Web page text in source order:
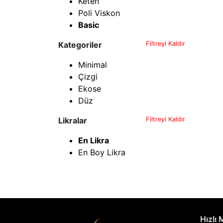
Poli Viskon
Basic
Kategoriler
Filtreyi Kaldır
Minimal
Çizgi
Ekose
Düz
Likralar
Filtreyi Kaldır
En Likra
En Boy Likra
Hızlı